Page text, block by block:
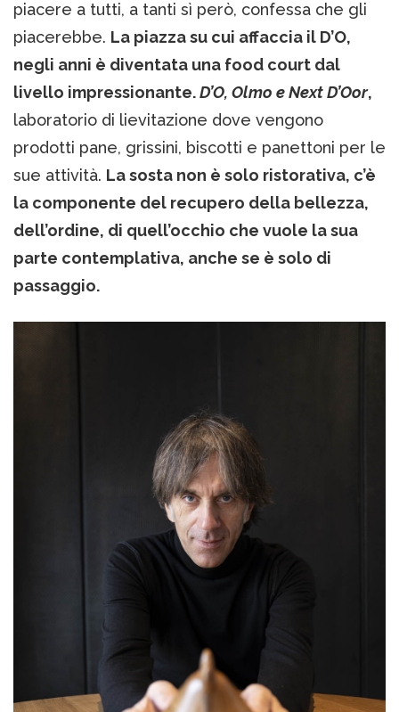
piacere a tutti, a tanti sì però, confessa che gli
piacerebbe. La piazza su cui affaccia il D’O,
negli anni è diventata una food court dal
livello impressionante.D’O, Olmo e Next D’Oor,
laboratorio di lievitazione dove vengono
prodotti pane, grissini, biscotti e panettoni per le
sue attività. La sosta non è solo ristorativa, c’è
la componente del recupero della bellezza,
dell’ordine, di quell’occhio che vuole la sua
parte contemplativa, anche se è solo di
passaggio.